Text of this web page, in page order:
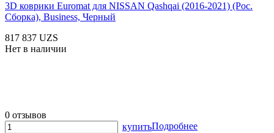
3D коврики Euromat для NISSAN Qashqai (2016-2021) (Рос.
Сборка), Business, Черный
817 837 UZS
Нет в наличии
0 отзывов
купитьПодробнее